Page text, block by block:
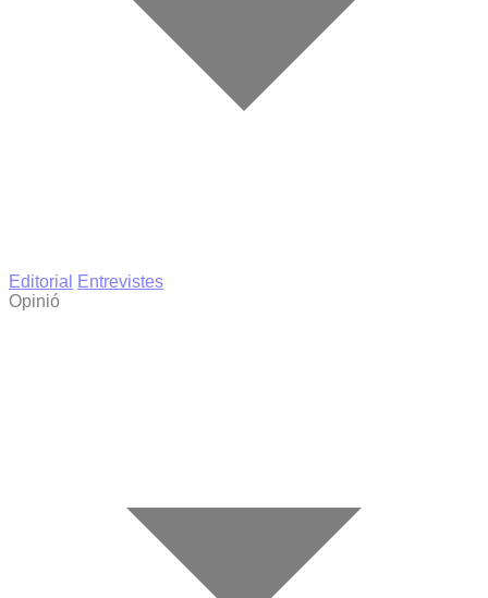
Editorial
Entrevistes
Opinió